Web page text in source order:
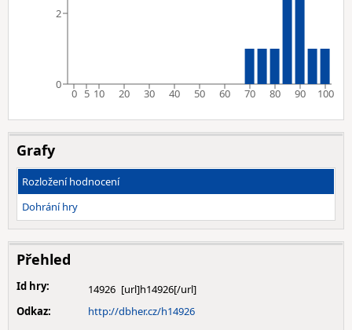
0 5 10 20 30 40 50 60 70 80 90 100
0
2
Grafy
Rozložení hodnocení
Dohrání hry
Přehled
Id hry:
14926
Odkaz:
http://dbher.cz/h14926